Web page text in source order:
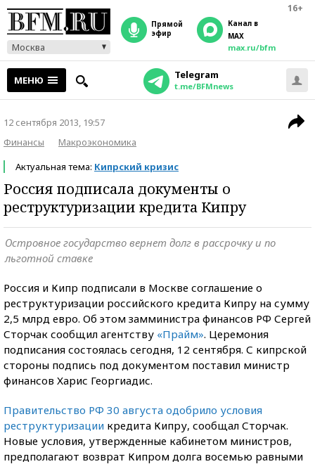
16+
Москва
прямой
эфир
Канал в
MAX
max.ru/bfm
МЕНЮ Telegram
t.me/BFMnews
12 сентября 2013, 19:57
Финансы
Макроэкономика
Актуальная тема: Кипрский кризис
Россия подписала документы о
реструктуризации кредита Кипру
Островное государство вернет долг в рассрочку и по
льготной ставке
Россия и Кипр подписали в Москве соглашение о
реструктуризации российского кредита Кипру на сумму
2,5 млрд евро. Об этом замминистра финансов РФ Сергей
Сторчак сообщил агентству «Прайм». Церемония
подписания состоялась сегодня, 12 сентября. С кипрской
стороны подпись под документом поставил министр
финансов Харис Георгиадис.
Правительство РФ 30 августа одобрило условия
реструктуризации кредита Кипру, сообщал Сторчак.
Новые условия, утвержденные кабинетом министров,
предполагают возврат Кипром долга восемью равными